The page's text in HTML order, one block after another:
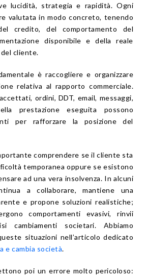
lucidità, strategia e rapidità. Ogni
valutata in modo concreto, tenendo
credito, del comportamento del
disponibile e della reale
cliente.
è raccogliere e organizzare
relativa al rapporto commerciale.
ordini, DDT, email, messaggi,
prestazione eseguita possono
per rafforzare la posizione del
comprendere se il cliente sta
temporanea oppure se esistono
ad una vera insolvenza. In alcuni
a collaborare, mantiene una
e propone soluzioni realistiche;
comportamenti evasivi, rinvii
cambiamenti societari. Abbiamo
situazioni nell’articolo dedicato
e cambia società.
poi un errore molto pericoloso: